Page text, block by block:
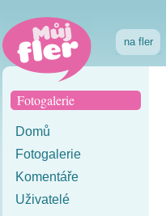
na fler
Fotogalerie
Domů
Fotogalerie
Komentáře
Uživatelé